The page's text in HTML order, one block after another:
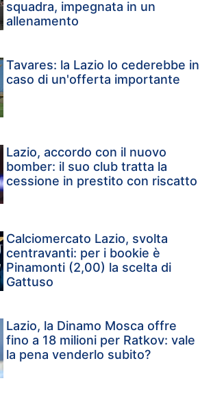
squadra, impegnata in un
allenamento
Tavares: la Lazio lo cederebbe in
caso di un'offerta importante
Lazio, accordo con il nuovo
bomber: il suo club tratta la
cessione in prestito con riscatto
Calciomercato Lazio, svolta
centravanti: per i bookie è
Pinamonti (2,00) la scelta di
Gattuso
Lazio, la Dinamo Mosca offre
fino a 18 milioni per Ratkov: vale
la pena venderlo subito?